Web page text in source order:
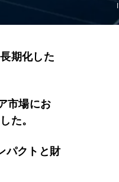
期化した
市場にお
た。
パクトと財